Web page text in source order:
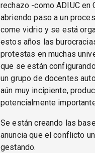
rechazo -como ADIUC en
abriendo paso a un
come vidrio y se está
estos años las
protestas en muchas
que se están
un grupo de docentes
aún muy incipiente,
potencialmente
Se están creando las
anuncia que el conflicto
gestando.